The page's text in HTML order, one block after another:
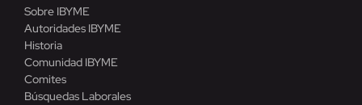
Sobre IBYME
Autoridades IBYME
Historia
Comunidad IBYME
Comites
Búsquedas Laborales